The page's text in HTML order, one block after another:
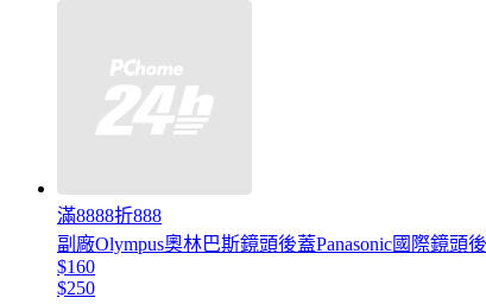
滿8888折888
副廠Olympus奧林巴斯鏡頭後蓋Panasonic國際鏡
$160
$250